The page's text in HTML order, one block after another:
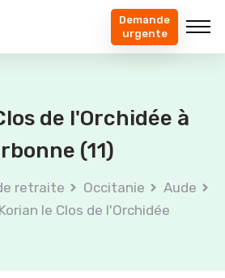
Demande
urgente
de l'Orchidée à
(11)
retraite Occitanie
Aude
Korian le Clos de l'Orchidée